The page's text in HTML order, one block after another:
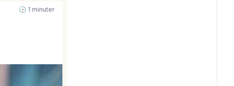
🕝 1 minuter